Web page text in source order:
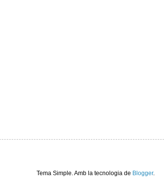
Tema Simple. Amb la tecnologia de Blogger.